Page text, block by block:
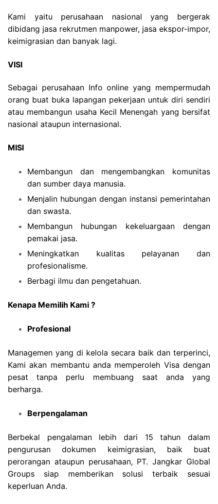
Kami yaitu perusahaan nasional yang bergerak
dibidang jasa rekrutmen manpower, jasa ekspor-impor,
keimigrasian dan banyak lagi.
VISI
Sebagai perusahaan Info online yang mempermudah
orang buat buka lapangan pekerjaan untuk diri sendiri
atau membangun usaha Kecil Menengah yang bersifat
nasional ataupun internasional.
MISI
Membangun dan mengembangkan komunitas
dan sumber daya manusia.
Menjalin hubungan dengan instansi pemerintahan
dan swasta.
Membangun hubungan kekeluargaan dengan
pemakai jasa.
Meningkatkan kualitas pelayanan dan
profesionalisme.
Berbagi ilmu dan pengetahuan.
Kenapa Memilih Kami ?
Profesional
Managemen yang di kelola secara baik dan terperinci,
Kami akan membantu anda memperoleh Visa dengan
pesat tanpa perlu membuang saat anda yang
berharga.
Berpengalaman
Berbekal pengalaman lebih dari 15 tahun dalam
pengurusan dokumen keimigrasian, baik buat
perorangan ataupun perusahaan, PT. Jangkar Global
Groups siap memberikan solusi terbaik sesuai
keperluan Anda.